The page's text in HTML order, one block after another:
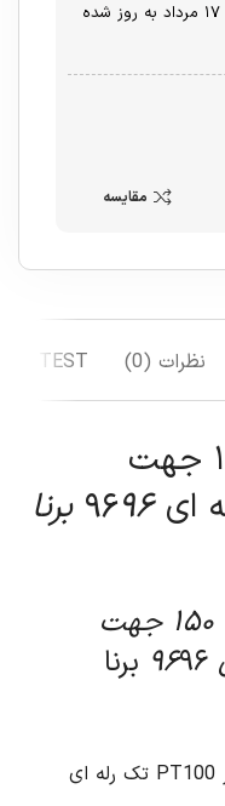
قیمت محصولات سایت امروز ،شنبه ۱۷ مرداد به روز شده
مقایسه
نظرات (0) TEST
ترموستات ۵۰ – تا ۱۵۰ جهت
۹۶ برنا
معرفی ترموستات ۵۰ – تا ۱۵۰ جهت
۹۶ برنا
ترموستات ۵۰ – تا ۱۵۰ جهت سنسور PT100 تک رله ای